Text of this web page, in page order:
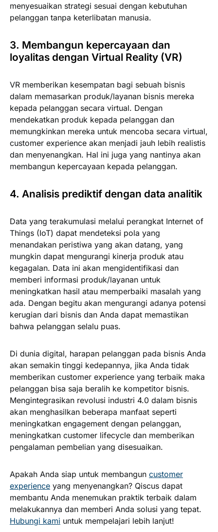
menyesuaikan strategi sesuai dengan kebutuhan
pelanggan tanpa keterlibatan manusia.
3. Membangun kepercayaan dan
loyalitas dengan Virtual Reality (VR)
VR memberikan kesempatan bagi sebuah bisnis
dalam memasarkan produk/layanan bisnis mereka
kepada pelanggan secara virtual. Dengan
mendekatkan produk kepada pelanggan dan
memungkinkan mereka untuk mencoba secara virtual,
customer experience akan menjadi jauh lebih realistis
dan menyenangkan. Hal ini juga yang nantinya akan
membangun kepercayaan kepada pelanggan.
4. Analisis prediktif dengan data analitik
Data yang terakumulasi melalui perangkat Internet of
Things (IoT) dapat mendeteksi pola yang
menandakan peristiwa yang akan datang, yang
mungkin dapat mengurangi kinerja produk atau
kegagalan. Data ini akan mengidentifikasi dan
memberi informasi produk/layanan untuk
meningkatkan hasil atau memperbaiki masalah yang
ada. Dengan begitu akan mengurangi adanya potensi
kerugian dari bisnis dan Anda dapat memastikan
bahwa pelanggan selalu puas.
Di dunia digital, harapan pelanggan pada bisnis Anda
akan semakin tinggi kedepannya, jika Anda tidak
memberikan customer experience yang terbaik maka
pelanggan bisa saja beralih ke kompetitor bisnis.
Mengintegrasikan revolusi industri 4.0 dalam bisnis
akan menghasilkan beberapa manfaat seperti
meningkatkan engagement dengan pelanggan,
meningkatkan customer lifecycle dan memberikan
pengalaman pembelian yang disesuaikan.
Apakah Anda siap untuk membangun customer
experience yang menyenangkan? Qiscus dapat
membantu Anda menemukan praktik terbaik dalam
melakukannya dan memberi Anda solusi yang tepat.
Hubungi kami untuk mempelajari lebih lanjut!